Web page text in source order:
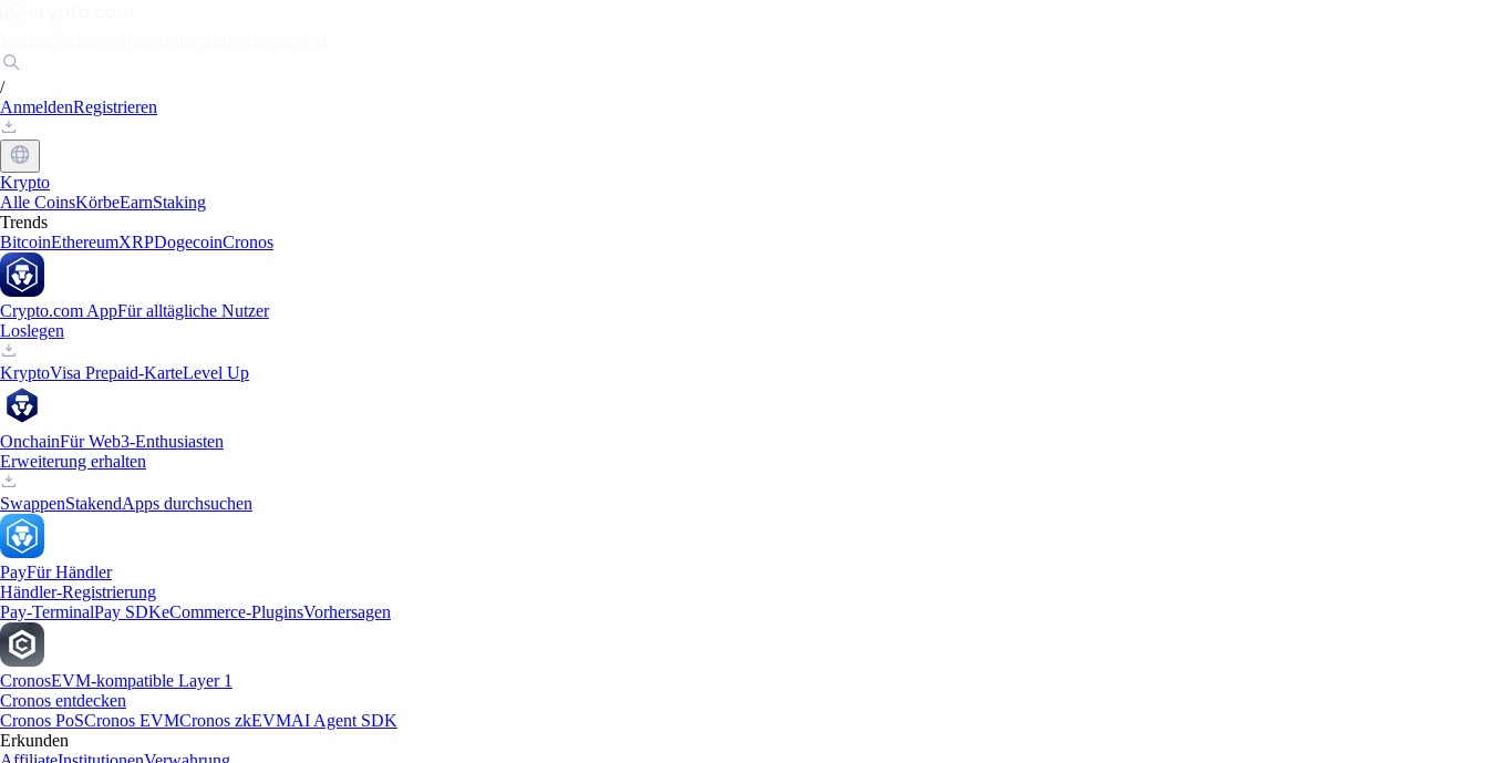
/
AnmeldenRegistrieren
Krypto
Alle CoinsKörbeEarnStaking
Trends
BitcoinEthereumXRPDogecoinCronos
Crypto.com AppFür alltägliche Nutzer
Loslegen
KryptoVisa Prepaid-KarteLevel Up
OnchainFür Web3-Enthusiasten
Erweiterung erhalten
SwappenStakendApps durchsuchen
PayFür Händler
Händler-Registrierung
Pay-TerminalPay SDKeCommerce-PluginsVorhersagen
CronosEVM-kompatible Layer 1
Cronos entdecken
Cronos PoSCronos EVMCronos zkEVMAI Agent SDK
Erkunden